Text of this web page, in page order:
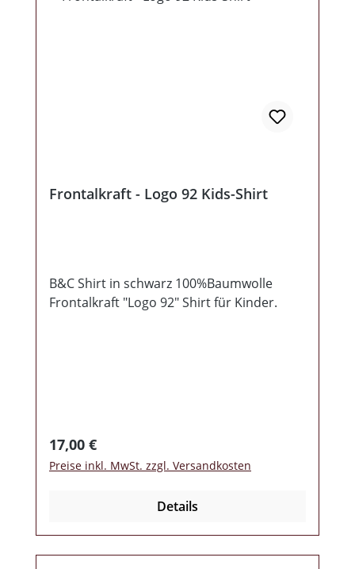
Frontalkraft - Logo 92 Kids-Shirt
B&C Shirt in schwarz 100%Baumwolle
Frontalkraft "Logo 92" Shirt für Kinder.
Regulärer Preis:
17,00 €
Preise inkl. MwSt. zzgl. Versandkosten
Details